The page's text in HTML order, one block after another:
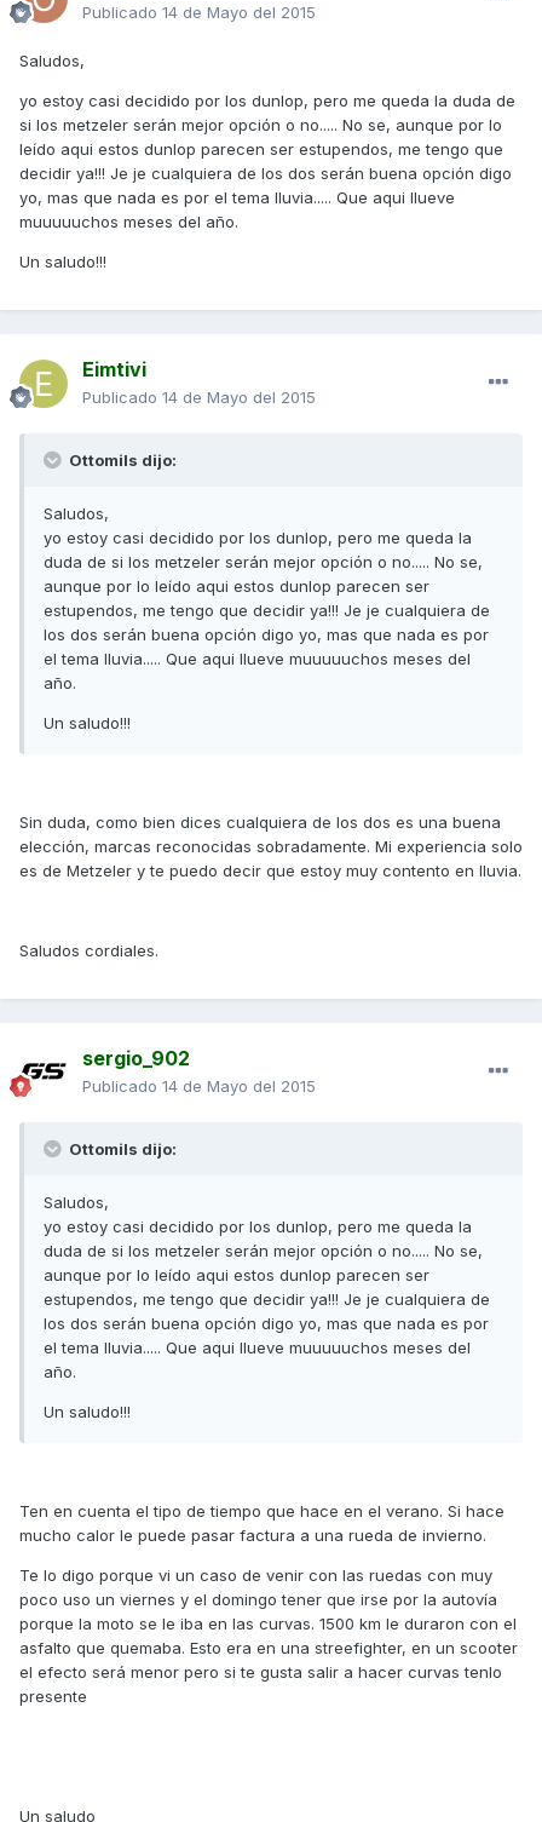
Publicado 14 de Mayo del 2015
Saludos,
yo estoy casi decidido por los dunlop, pero me queda la duda de
si los metzeler serán mejor opción o no..... No se, aunque por lo
leído aqui estos dunlop parecen ser estupendos, me tengo que
decidir ya!!! Je je cualquiera de los dos serán buena opción digo
yo, mas que nada es por el tema lluvia..... Que aqui llueve
muuuuuchos meses del año.
Un saludo!!!
Eimtivi
Publicado 14 de Mayo del 2015
Ottomils dijo:
Saludos,
yo estoy casi decidido por los dunlop, pero me queda la
duda de si los metzeler serán mejor opción o no..... No se,
aunque por lo leído aqui estos dunlop parecen ser
estupendos, me tengo que decidir ya!!! Je je cualquiera de
los dos serán buena opción digo yo, mas que nada es por
el tema lluvia..... Que aqui llueve muuuuuchos meses del
año.
Un saludo!!!
Sin duda, como bien dices cualquiera de los dos es una buena
elección, marcas reconocidas sobradamente. Mi experiencia solo
es de Metzeler y te puedo decir que estoy muy contento en lluvia.
Saludos cordiales.
sergio_902
Publicado 14 de Mayo del 2015
Ottomils dijo:
Saludos,
yo estoy casi decidido por los dunlop, pero me queda la
duda de si los metzeler serán mejor opción o no..... No se,
aunque por lo leído aqui estos dunlop parecen ser
estupendos, me tengo que decidir ya!!! Je je cualquiera de
los dos serán buena opción digo yo, mas que nada es por
el tema lluvia..... Que aqui llueve muuuuuchos meses del
año.
Un saludo!!!
Ten en cuenta el tipo de tiempo que hace en el verano. Si hace
mucho calor le puede pasar factura a una rueda de invierno.
Te lo digo porque vi un caso de venir con las ruedas con muy
poco uso un viernes y el domingo tener que irse por la autovía
porque la moto se le iba en las curvas. 1500 km le duraron con el
asfalto que quemaba. Esto era en una streefighter, en un scooter
el efecto será menor pero si te gusta salir a hacer curvas tenlo
presente
Un saludo